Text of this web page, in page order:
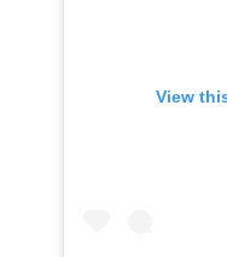
View